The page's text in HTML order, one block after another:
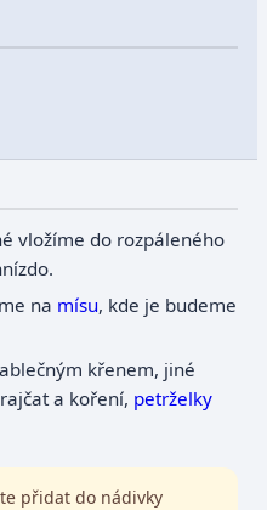
vložíme do rozpáleného
na mísu, kde je budeme
křenem, jiné
a koření, petrželky
přidat do nádivky